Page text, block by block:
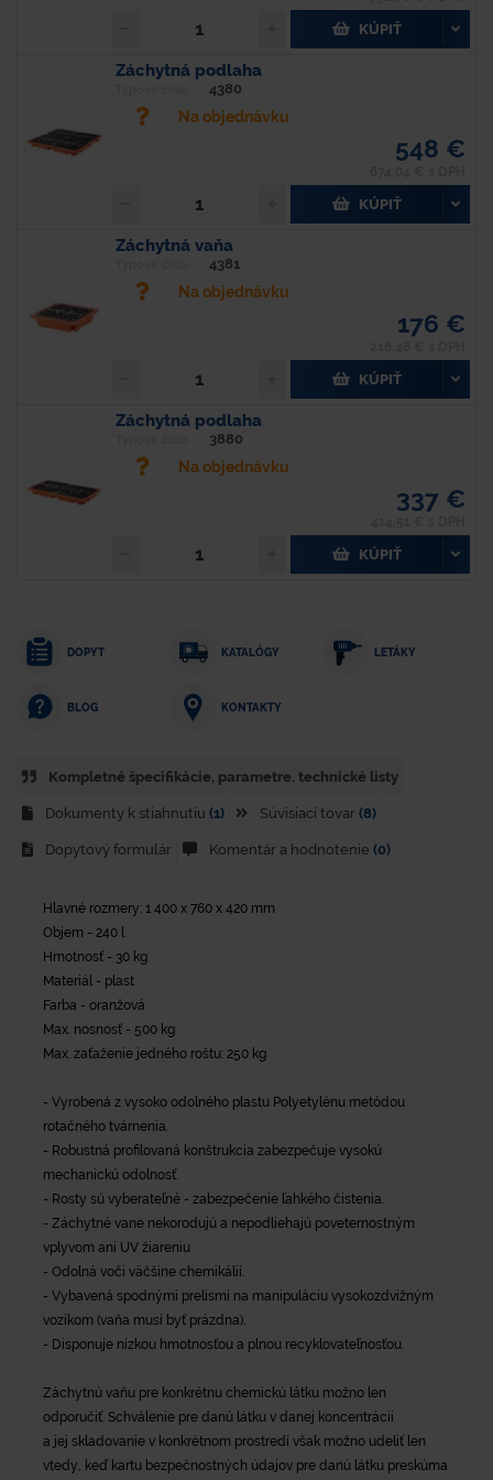
KÚPIŤ
Záchytná podlaha
4380
Na objednávku
548 €
KÚPIŤ
Záchytná vaňa
4381
Na objednávku
176 €
KÚPIŤ
Záchytná podlaha
3880
Na objednávku
337 €
KÚPIŤ
DOPYT KATALÓGY LETÁKY
BLOG KONTAKTY
Kompletné špecifikácie, parametre. technické listy
Dokumenty k stiahnutiu (1) Súvisiaci tovar (8)
Dopytový formulár Komentár a hodnotenie (0)
Hlavné rozmery: 1 400 x 760 x 420 mm
Objem - 240 l
Hmotnosť - 30 kg
Materiál - plast
Farba - oranžová
Max. nosnosť - 500 kg
Max. zaťaženie jedného roštu: 250 kg
- Vyrobená z vysoko odolného plastu Polyetylénu metódou
rotačného tvárnenia.
- Robustná profilovaná konštrukcia zabezpečuje vysokú
mechanickú odolnosť.
- Rosty sú vyberateľné - zabezpečenie ľahkého čistenia.
- Záchytné vane nekorodujú a nepodliehajú poveternostným
vplyvom ani UV žiareniu
- Odolná voči väčšine chemikálií.
- Vybavená spodnými prelismi na manipuláciu vysokozdvižným
vozíkom (vaňa musí byť prázdna).
- Disponuje nízkou hmotnosťou a plnou recyklovateľnosťou.
Záchytnú vaňu pre konkrétnu chemickú látku možno len
odporučiť. Schválenie pre danú látku v danej koncentrácii
a jej skladovanie v konkrétnom prostredí však možno udeliť len
vtedy, keď kartu bezpečnostných údajov pre danú látku preskúma